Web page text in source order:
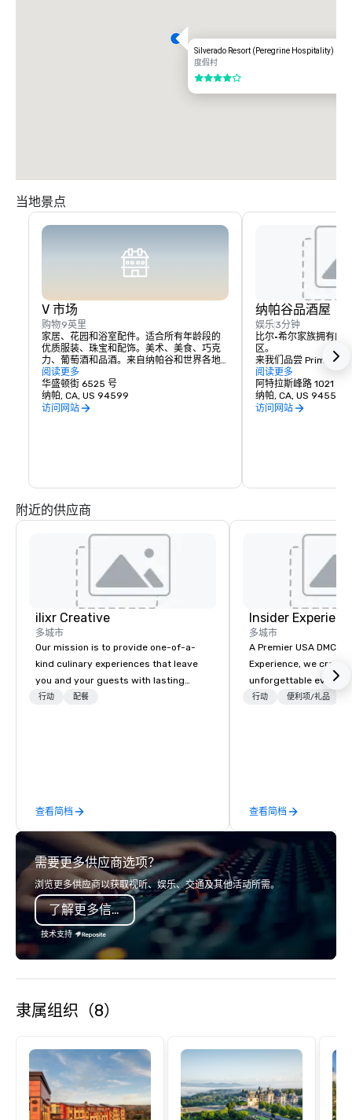
Silverado Resort (Peregrine Hospitality)
度假村
4/5
当地景点
V 市场
购物9英里
家居、花园和浴室配件。适合所有年龄段的
优质服装、珠宝和配饰。美术、美食、巧克
力、葡萄酒和品酒。来自纳帕谷和世界各地
的浪漫礼物和收藏品，与各种令人愉悦的葡
萄酒之乡餐饮相得益彰。
阅读更多
华盛顿街 6525 号
纳帕, CA, US 94599
访问网站
纳帕谷品酒屋
娱乐3分钟
比尔·希尔家族拥有的
区。
来我们品尝 Prime
和 Tetra 葡萄酒。
阅读更多
阿特拉斯峰路 1021 号
纳帕, CA, US 94559
访问网站
附近的供应商
ilixr Creative
多城市
Our mission is to provide one-of-a-
kind culinary experiences that leave
you and your guests with lasting
memories and satiated palates. Every
catering industry.
行动 配餐
查看简档
Insider
多城市
A Premier USA DMC Partner
Experience, we create
unforgettable events
access to premium
times, all-inclusive
turnarounds, strong
relationships, and
precision. We operate
in key destinations
Los Angeles, San
both U.S. and
across multiple time zones.
行动 便利项/礼品
查看简档
需要更多供应商选项？
浏览更多供应商以获取视听、娱乐、交通及其他活动所需。
了解更多信息
技术支持
隶属组织（8）